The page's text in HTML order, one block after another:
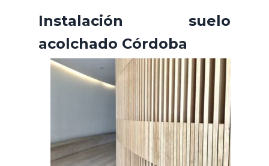
Instalación suelo
acolchado Córdoba